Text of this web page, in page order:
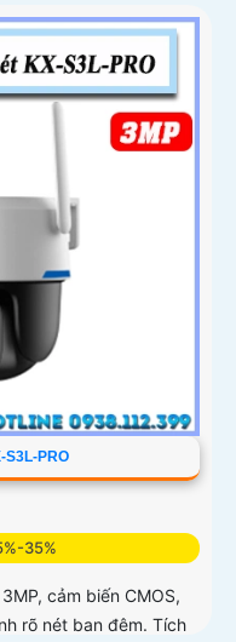
người, phương tiện,
S3L-PRO
35%
cảm biến CMOS,
rõ nét ban đêm. Tích